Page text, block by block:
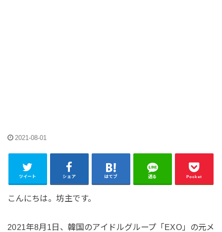
2021-08-01
ツイート シェア はてブ 送る Pocket
こんにちは。坊主です。
2021年8月1日、韓国のアイドルグループ「EXO」の元メ